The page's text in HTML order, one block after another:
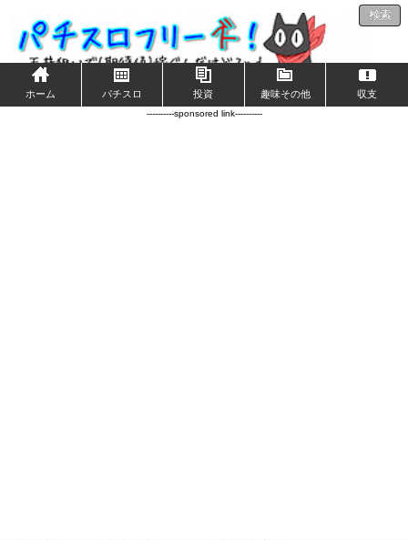
検索
ホーム パチスロ 投資 趣味その他 収支
----------sponsored link----------